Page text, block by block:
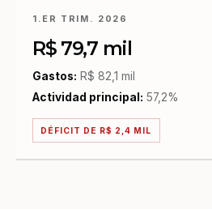
1.ER TRIM. 2026
R$ 79,7 mil
Gastos: R$ 82,1 mil
Actividad principal: 57,2%
DÉFICIT DE R$ 2,4 MIL